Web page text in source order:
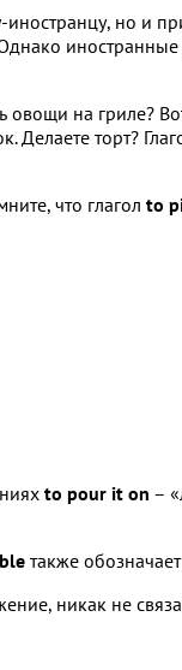
но и
овощи на гриле?
торт?
что глагол to
to pour it on –
также
никак не